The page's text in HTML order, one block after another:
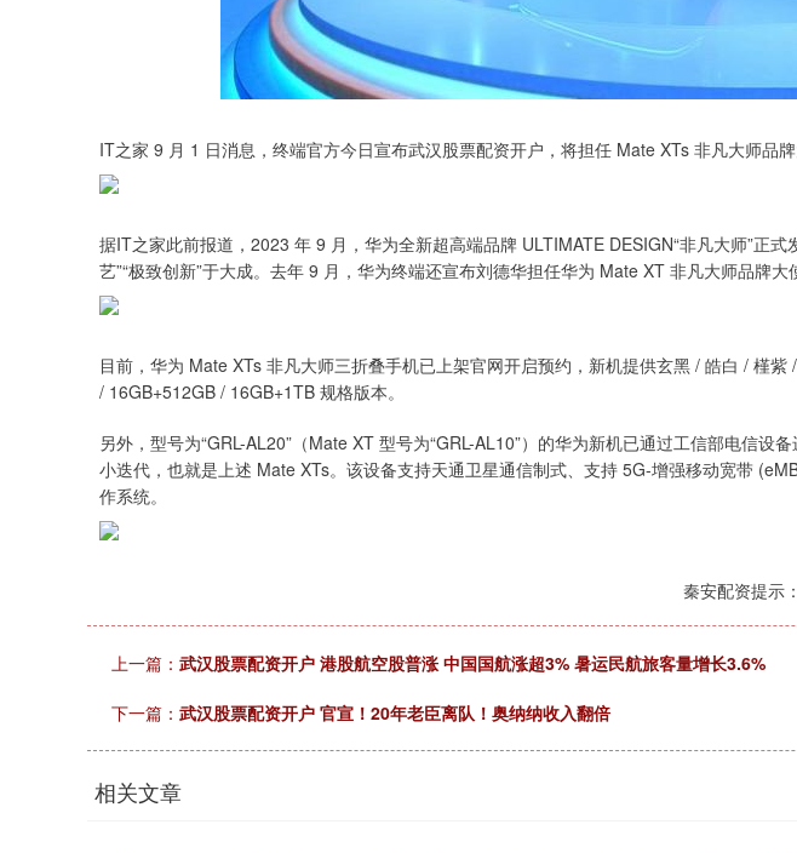
IT之家 9 月 1 日消息，终端官方今日宣布武汉股票配资开户，将担任 Mate XTs 非凡大师品牌
据IT之家此前报道，2023 年 9 月，华为全新超高端品牌 ULTIMATE DESIGN“非凡大师”正式
艺”“极致创新”于大成。去年 9 月，华为终端还宣布刘德华担任华为 Mate XT 非凡大师品牌大
目前，华为 Mate XTs 非凡大师三折叠手机已上架官网开启预约，新机提供玄黑 / 皓白 / 槿
/ 16GB+512GB / 16GB+1TB 规格版本。
另外，型号为“GRL-AL20”（Mate XT 型号为“GRL-AL10”）的华为新机已通过工信部电信设
小迭代，也就是上述 Mate XTs。该设备支持天通卫星通信制式、支持 5G-增强移动宽带
作系统。
秦安配资提示
上一篇： 武汉股票配资开户 港股航空股普涨 中国国航涨超3% 暑运民航旅客量增长3.6%
下一篇： 武汉股票配资开户 官宣！20年老臣离队！奥纳纳收入翻倍
相关文章